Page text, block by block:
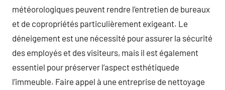
météorologiques peuvent rendre l’entretien de bureaux
et de copropriétés particulièrement exigeant. Le
déneigement est une nécessité pour assurer la sécurité
des employés et des visiteurs, mais il est également
essentiel pour préserver l’aspect esthétiquede
l’immeuble. Faire appel à une entreprise de nettoyage